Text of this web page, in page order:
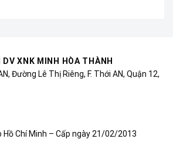
XNK MINH HÒA THÀNH
Đường Lê Thị Riêng, F. Thới AN, Quận 12,
Hồ Chí Minh – Cấp ngày 21/02/2013